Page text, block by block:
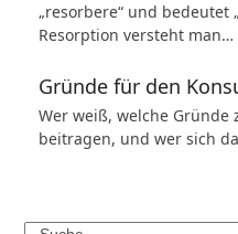
„resorbere“ und bedeutet
Resorption versteht man…
Gründe für den
Wer weiß, welche Gründe
beitragen, und wer sich